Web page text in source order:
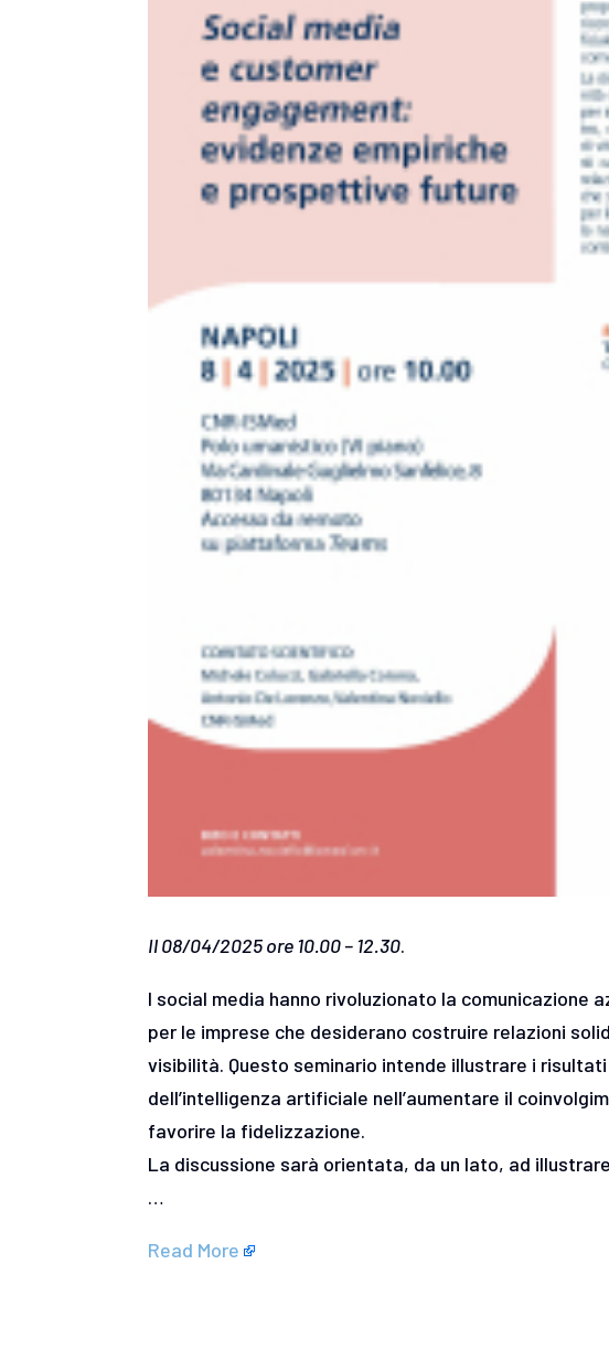
Il 08/04/2025 ore 10.00 – 12.30.
I social media hanno rivoluzionato la comunicazione
per le imprese che desiderano costruire relazioni
visibilità. Questo seminario intende illustrare i
dell’intelligenza artificiale nell’aumentare il
favorire la fidelizzazione.
La discussione sarà orientata, da un lato, ad
…
Read More